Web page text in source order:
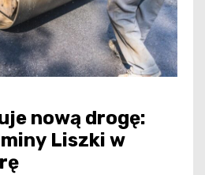
nową drogę:
Liszki w